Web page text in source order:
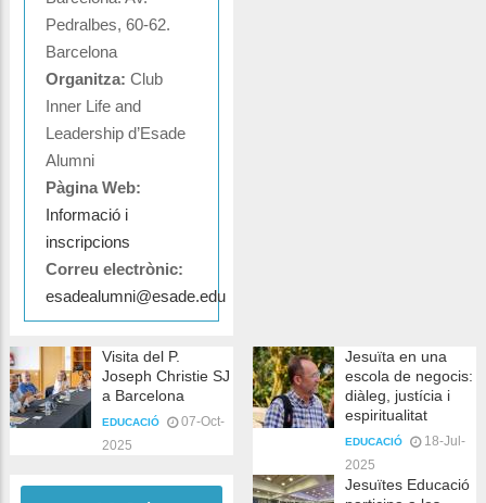
Pedralbes, 60-62.
Barcelona
Organitza: Club
Inner Life and
Leadership d’Esade
Alumni
Pàgina Web:
Informació i
inscripcions
Correu electrònic:
esadealumni@esade.edu
Visita del P.
Joseph Christie SJ
a Barcelona
EDUCACIÓ
07-Oct-
2025
Jesuïta en una
escola de negocis:
diàleg, justícia i
espiritualitat
EDUCACIÓ
18-Jul-
2025
Jesuïtes Educació